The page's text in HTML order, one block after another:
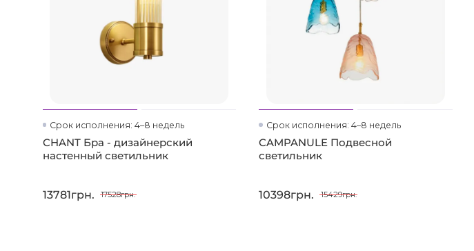
Срок исполнения: 4–8 недель
CHANT Бра - дизайнерский
настенный светильник
13781грн. 17528грн.
Срок исполнения: 4–8 недель
CAMPANULE Подвесной
светильник
10398грн. 15429грн.